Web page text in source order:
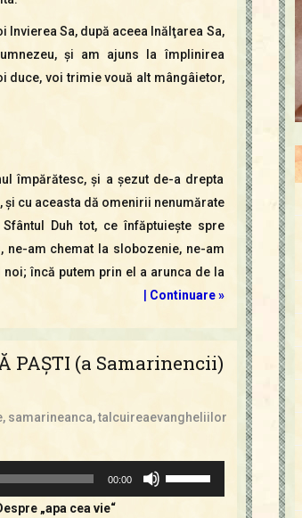
Sa, după aceea Inălţarea Sa,
şi am ajuns la împlinirea
duce, voi trimie vouă alt mângâietor,
împărătesc, şi a şezut de-a drepta
cu aceasta dă omenirii nenumărate
Duh tot, ce înfăptuieşte spre
am chemat la slobozenie, ne-am
încă putem prin el a arunca de la
| Continuare »
PAŞTI (a Samarinencii)
, samarineanca,talcuireaevangheliilor
00:00
tastele
„apa cea vie“